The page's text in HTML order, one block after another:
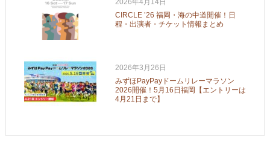
CIRCLE ’26 福岡・海の中道開催！日
程・出演者・チケット情報まとめ
2026年3月26日
みずほPayPayドームリレーマラソン
2026開催！5月16日福岡【エントリーは
4月21日まで】